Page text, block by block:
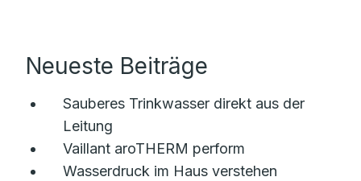
Neueste Beiträge
Sauberes Trinkwasser direkt aus der
Leitung
Vaillant aroTHERM perform
Wasserdruck im Haus verstehen